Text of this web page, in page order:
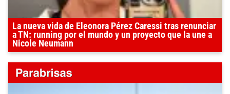
La nueva vida de Eleonora Pérez Caressi tras renunciar
a TN: running por el mundo y un proyecto que la une a
Nicole Neumann